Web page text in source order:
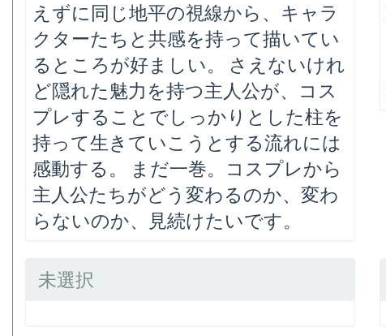
えずに同じ地平の視線から、キャラ
クターたちと共感を持って描いてい
るところが好ましい。 さえないけれ
ど隠れた魅力を持つ主人公が、コス
プレすることでしっかりとした柱を
持って生きていこうとする流れには
感動する。 まだ一巻。コスプレから
主人公たちがどう変わるのか、変わ
らないのか、見続けたいです。
未選択